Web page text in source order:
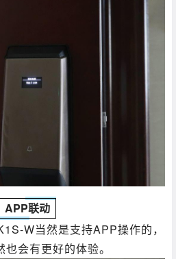
APP联动
W当然是支持APP操作的，
会有更好的体验。